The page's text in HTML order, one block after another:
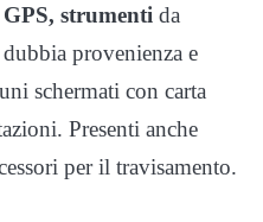
strumenti da
provenienza e
schermati con carta
Presenti anche
per il travisamento.